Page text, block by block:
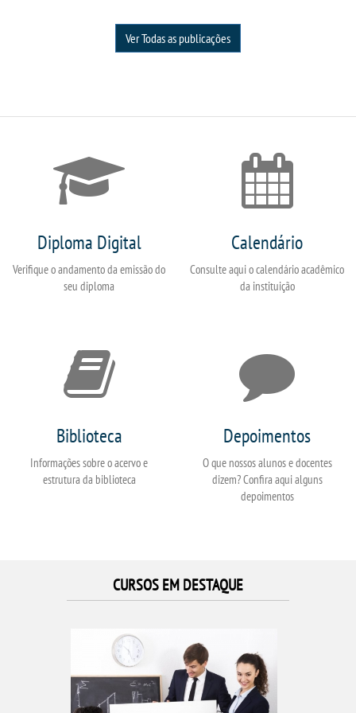
Ver Todas as publicações
Diploma Digital
Verifique o andamento da emissão do
seu diploma
Calendário
Consulte aqui o calendário acadêmico
da instituição
Biblioteca
Informações sobre o acervo e
estrutura da biblioteca
Depoimentos
O que nossos alunos e docentes
dizem? Confira aqui alguns
depoimentos
CURSOS EM DESTAQUE